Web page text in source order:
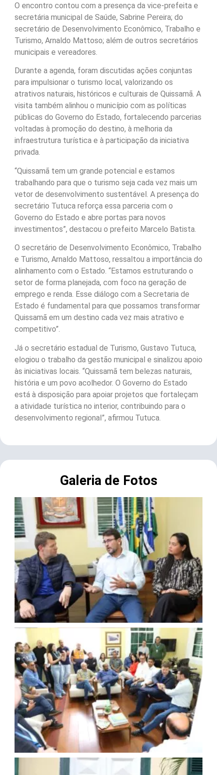
O encontro contou com a presença da vice-prefeita e
secretária municipal de Saúde, Sabrine Pereira; do
secretário de Desenvolvimento Econômico, Trabalho e
Turismo, Arnaldo Mattoso; além de outros secretários
municipais e vereadores.
Durante a agenda, foram discutidas ações conjuntas
para impulsionar o turismo local, valorizando os
atrativos naturais, históricos e culturais de Quissamã. A
visita também alinhou o município com as políticas
públicas do Governo do Estado, fortalecendo parcerias
voltadas à promoção do destino, à melhoria da
infraestrutura turística e à participação da iniciativa
privada.
“Quissamã tem um grande potencial e estamos
trabalhando para que o turismo seja cada vez mais um
vetor de desenvolvimento sustentável. A presença do
secretário Tutuca reforça essa parceria com o
Governo do Estado e abre portas para novos
investimentos”, destacou o prefeito Marcelo Batista.
O secretário de Desenvolvimento Econômico, Trabalho
e Turismo, Arnaldo Mattoso, ressaltou a importância do
alinhamento com o Estado. “Estamos estruturando o
setor de forma planejada, com foco na geração de
emprego e renda. Esse diálogo com a Secretaria de
Estado é fundamental para que possamos transformar
Quissamã em um destino cada vez mais atrativo e
competitivo”.
Já o secretário estadual de Turismo, Gustavo Tutuca,
elogiou o trabalho da gestão municipal e sinalizou apoio
às iniciativas locais. “Quissamã tem belezas naturais,
história e um povo acolhedor. O Governo do Estado
está à disposição para apoiar projetos que fortaleçam
a atividade turística no interior, contribuindo para o
desenvolvimento regional”, afirmou Tutuca.
Galeria de Fotos